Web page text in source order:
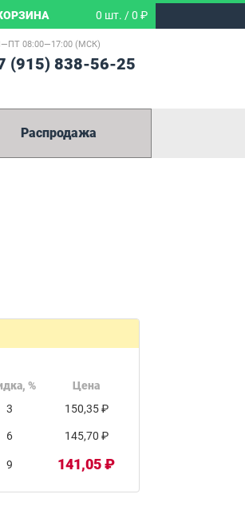
0 шт. / 0 ₽
08:00—17:00 (МСК)
(915) 838-56-25
Распродажа
%
Цена
3 150,35 ₽
6 145,70 ₽
9 141,05 ₽